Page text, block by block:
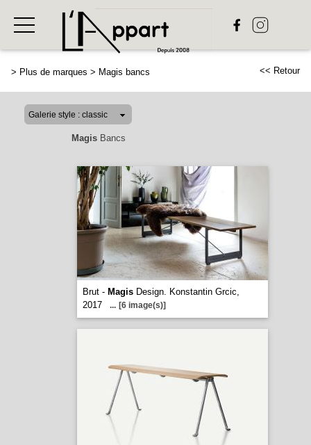
> Plus de marques > Magis bancs << Retour
MagisBancs
Brut - MagisDesign. Konstantin Grcic,
2017
... [6 image(s)]